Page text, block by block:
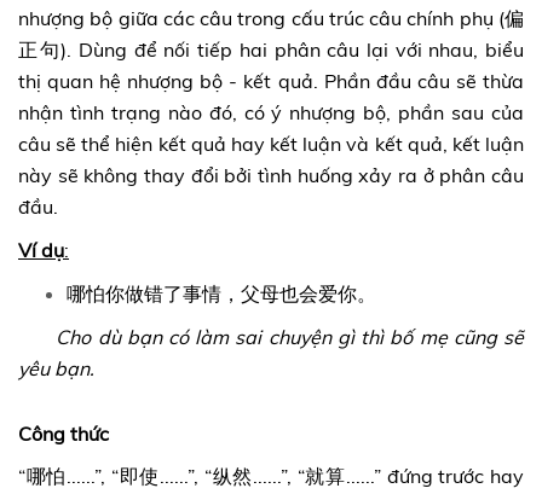
nhượng bộ giữa các câu trong cấu trúc câu chính phụ (偏
正句). Dùng để nối tiếp hai phân câu lại với nhau, biểu
thị quan hệ nhượng bộ - kết quả. Phần đầu câu sẽ thừa
nhận tình trạng nào đó, có ý nhượng bộ, phần sau của
câu sẽ thể hiện kết quả hay kết luận và kết quả, kết luận
này sẽ không thay đổi bởi tình huống xảy ra ở phân câu
đầu.
Ví dụ:
哪怕你做错了事情，父母也会爱你。
Cho dù bạn có làm sai chuyện gì thì bố mẹ cũng sẽ
yêu bạn.
Công thức
“哪怕......”, “即使......”, “纵然......”, “就算......” đứng trước hay